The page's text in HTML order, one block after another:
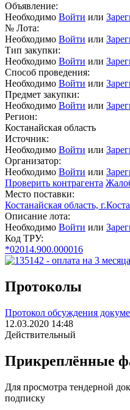
Объявление:
Необходимо Войти или
№ Лота:
Необходимо Войти или
Тип закупки:
Необходимо Войти или
Способ проведения:
Необходимо Войти или
Предмет закупки:
Необходимо Войти или
Регион:
Костанайская область
Источник:
Необходимо Войти или
Организатор:
Необходимо Войти или
Проверить контрагента
Место поставки:
Костанайская область,
Описание лота:
Необходимо Войти или
Код ТРУ:
*02014.900.000016
Протоколы
Протокол обсуждения
12.03.2020 14:48
Действительный
Прикреплённые
Для просмотра тендерной
подписку